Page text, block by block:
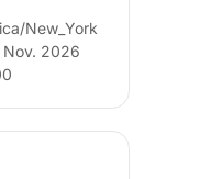
New_York
2026